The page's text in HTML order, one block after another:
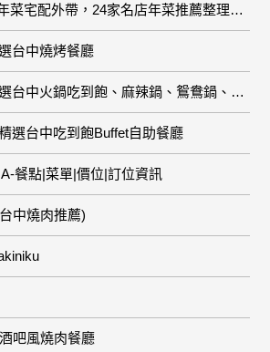
2024年菜預購、年菜宅配外帶，24家名店年菜推薦整理，圍爐輕鬆上菜團圓趣
台中燒烤餐廳
台中火鍋推薦|精選台中火鍋吃到飽、麻辣鍋、鴛鴦鍋、石頭火鍋、酸菜白肉鍋、海鮮鍋、燒酒雞、麻油雞、壽喜燒等熱門人氣火鍋店!
選台中吃到飽Buffet自助餐廳
餐點|菜單|價位|訂位資訊
中燒肉推薦)
吧風燒肉餐廳